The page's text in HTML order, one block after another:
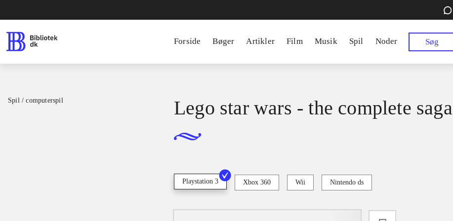
Forside Bøger Artikler Film Musik Spil Noder Søg
Spil / computerspil Lego star wars - the complete saga
Playstation 3 Xbox 360 Wii Nintendo ds